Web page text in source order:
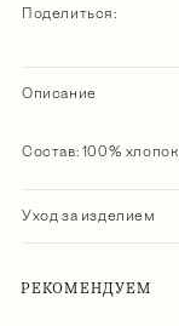
Поделиться:
Описание
Состав: 100% хлопок
Уход за изделием
РЕКОМЕНДУЕМ